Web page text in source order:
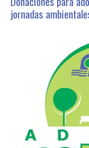
jornadas